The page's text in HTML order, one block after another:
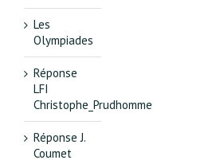
Les
Olympiades
Réponse
LFI
Christophe_Prudhomme
Réponse J.
Coumet